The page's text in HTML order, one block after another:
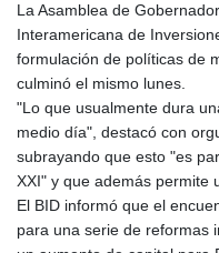
La Asamblea de
Interamericana de
formulación de políticas de
culminó el mismo lunes.
"Lo que usualmente dura
medio día", destacó con
subrayando que esto "es
XXI" y que además permite
El BID informó que el
para una serie de reformas